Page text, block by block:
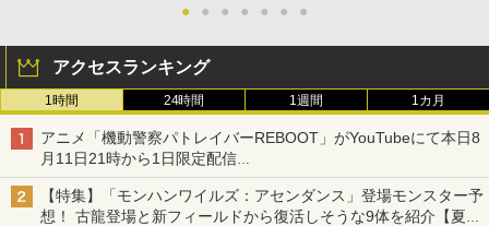
● ● ● ● ● ● ●
アクセスランキング
1時間 24時間 1週間 1カ月
アニメ「機動警察パトレイバーREBOOT」がYouTubeにて本日8
月11日21時から1日限定配信
8月14日にはU-NEXTで限定配信
【特集】「モンハンワイルズ：アセンダンス」登場モンスター予
想！ 古龍登場と新フィールドから復活しそうな9体を紹介【夏休